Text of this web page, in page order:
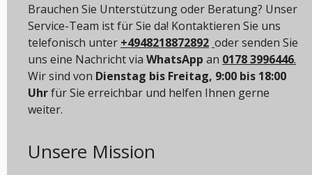
Brauchen Sie Unterstützung oder Beratung? Unser
Service-Team ist für Sie da! Kontaktieren Sie uns
telefonisch unter +4948218872892 oder senden Sie
uns eine Nachricht via WhatsApp an 0178 3996446.
Wir sind von Dienstag bis Freitag, 9:00 bis 18:00
Uhrfür Sie erreichbar und helfen Ihnen gerne
weiter.
Unsere Mission